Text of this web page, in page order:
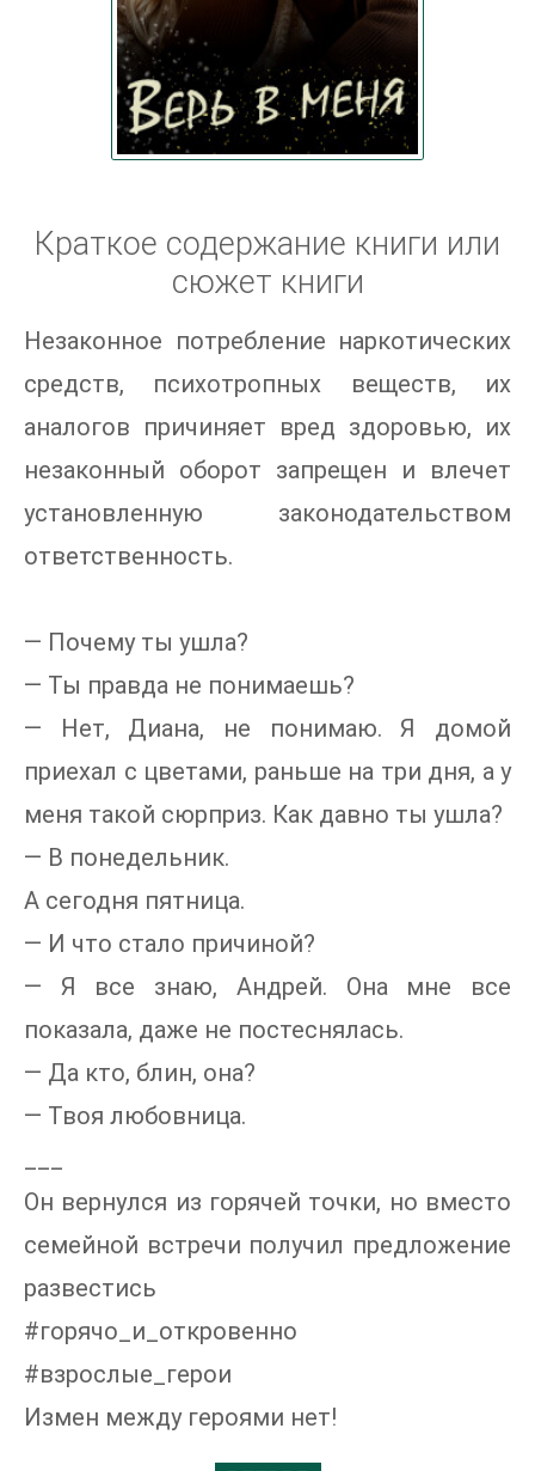
Краткое содержание книги или
сюжет книги
Незаконное потребление наркотических
средств, психотропных веществ, их
аналогов причиняет вред здоровью, их
незаконный оборот запрещен и влечет
установленную законодательством
ответственность.
— Почему ты ушла?
— Ты правда не понимаешь?
— Нет, Диана, не понимаю. Я домой
приехал с цветами, раньше на три дня, а у
меня такой сюрприз. Как давно ты ушла?
— В понедельник.
А сегодня пятница.
— И что стало причиной?
— Я все знаю, Андрей. Она мне все
показала, даже не постеснялась.
— Да кто, блин, она?
— Твоя любовница.
Он вернулся из горячей точки, но вместо
семейной встречи получил предложение
развестись
#горячо_и_откровенно
#взрослые_герои
Измен между героями нет!